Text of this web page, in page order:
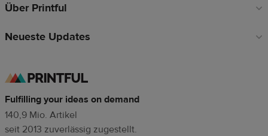
Über Printful
Neueste Updates
Fulfilling your ideas on demand
140,9 Mio. Artikel
seit 2013 zuverlässig zugestellt.